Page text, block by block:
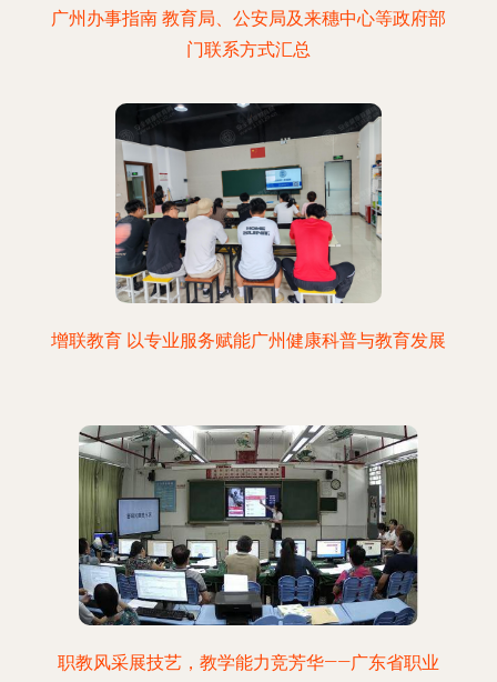
广州办事指南 教育局、公安局及来穗中心等政府部
门联系方式汇总
增联教育 以专业服务赋能广州健康科普与教育发展
职教风采展技艺，教学能力竞芳华——广东省职业